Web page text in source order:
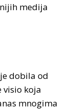
medija
dobila od
visio koja
mnogima